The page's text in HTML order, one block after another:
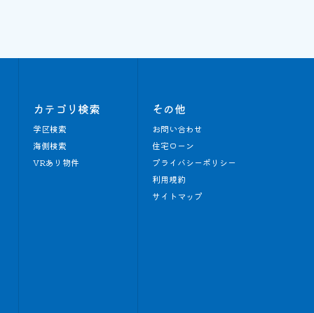
カテゴリ検索
学区検索
海側検索
VRあり物件
その他
お問い合わせ
住宅ローン
プライバシーポリシー
利用規約
サイトマップ